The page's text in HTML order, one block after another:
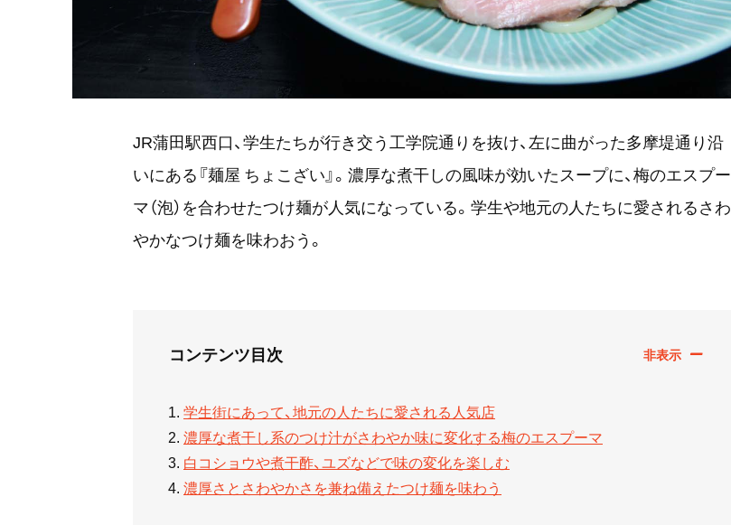
JR蒲田駅西口、学生たちが行き交う工学院通りを抜け、左に曲がった多摩堤通り沿
いにある『麺屋 ちょこざい』。濃厚な煮干しの風味が効いたスープに、梅のエスプー
マ（泡）を合わせたつけ麺が人気になっている。学生や地元の人たちに愛されるさわ
やかなつけ麺を味わおう。
コンテンツ目次
学生街にあって、地元の人たちに愛される人気店
濃厚な煮干し系のつけ汁がさわやか味に変化する梅のエスプーマ
白コショウや煮干酢、ユズなどで味の変化を楽しむ
濃厚さとさわやかさを兼ね備えたつけ麺を味わう